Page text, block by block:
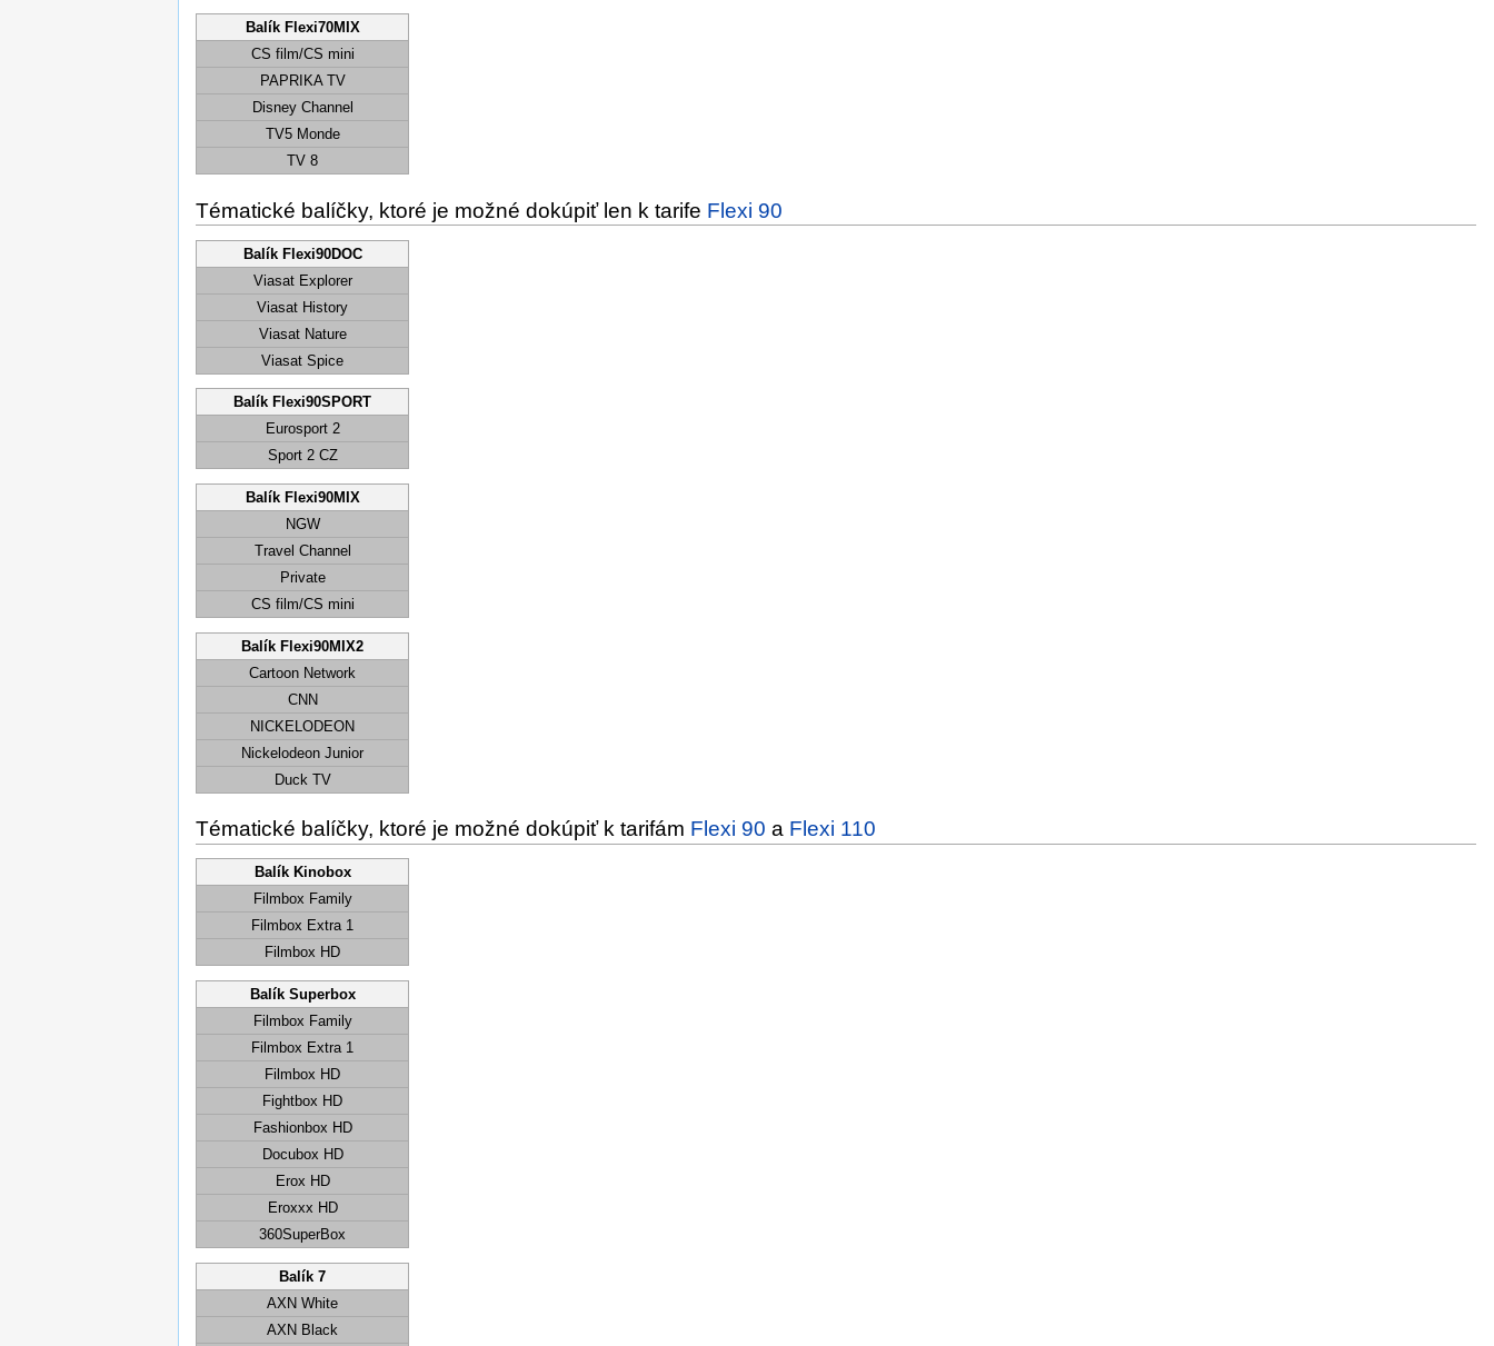
Balík Flexi70MIX
CS film/CS mini
PAPRIKA TV
Disney Channel
TV5 Monde
TV 8
Tématické balíčky, ktoré je možné dokúpiť len k tarife Flexi 90
Balík Flexi90DOC
Viasat Explorer
Viasat History
Viasat Nature
Viasat Spice
Balík Flexi90SPORT
Eurosport 2
Sport 2 CZ
Balík Flexi90MIX
NGW
Travel Channel
Private
CS film/CS mini
Balík Flexi90MIX2
Cartoon Network
CNN
NICKELODEON
Nickelodeon Junior
Duck TV
Tématické balíčky, ktoré je možné dokúpiť k tarifám Flexi 90 a Flexi 110
Balík Kinobox
Filmbox Family
Filmbox Extra 1
Filmbox HD
Balík Superbox
Filmbox Family
Filmbox Extra 1
Filmbox HD
Fightbox HD
Fashionbox HD
Docubox HD
Erox HD
Eroxxx HD
360SuperBox
Balík 7
AXN White
AXN Black